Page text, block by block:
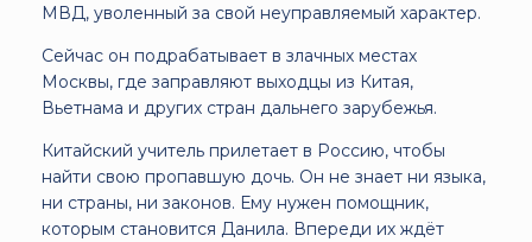
МВД, уволенный за свой неуправляемый характер.
Сейчас он подрабатывает в злачных местах
Москвы, где заправляют выходцы из Китая,
Вьетнама и других стран дальнего зарубежья.
Китайский учитель прилетает в Россию, чтобы
найти свою пропавшую дочь. Он не знает ни языка,
ни страны, ни законов. Ему нужен помощник,
которым становится Данила. Впереди их ждёт